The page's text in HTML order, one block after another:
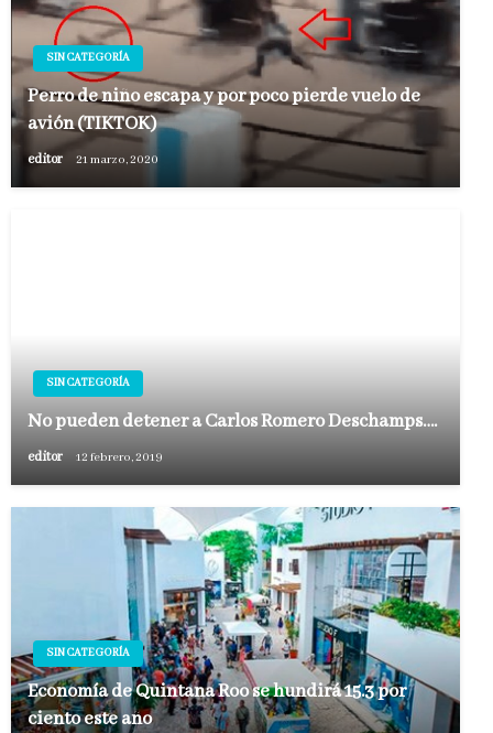
SIN CATEGORÍA
Perro de niño escapa y por poco pierde vuelo de
avión (TIKTOK)
editor 21 marzo, 2020
SIN CATEGORÍA
No pueden detener a Carlos Romero Deschamps….
editor 12 febrero, 2019
SIN CATEGORÍA
Economía de Quintana Roo se hundirá 15.3 por
ciento este año